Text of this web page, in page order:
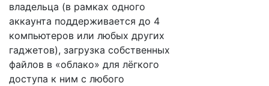
владельца (в рамках одного
аккаунта поддерживается до 4
компьютеров или любых других
гаджетов), загрузка собственных
файлов в «облако» для лёгкого
доступа к ним с любого